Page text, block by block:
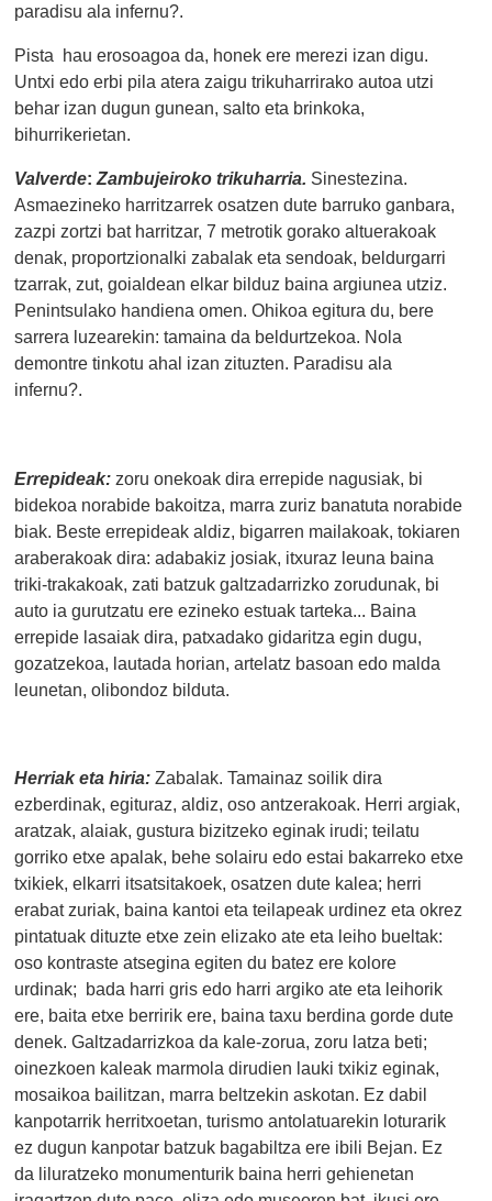
paradisu ala infernu?.
Pista hau erosoagoa da, honek ere merezi izan digu.
Untxi edo erbi pila atera zaigu trikuharrirako autoa utzi
behar izan dugun gunean, salto eta brinkoka,
bihurrikerietan.
Valverde:Zambujeiroko trikuharria. Sinestezina.
Asmaezineko harritzarrek osatzen dute barruko ganbara,
zazpi zortzi bat harritzar, 7 metrotik gorako altuerakoak
denak, proportzionalki zabalak eta sendoak, beldurgarri
tzarrak, zut, goialdean elkar bilduz baina argiunea utziz.
Penintsulako handiena omen. Ohikoa egitura du, bere
sarrera luzearekin: tamaina da beldurtzekoa. Nola
demontre tinkotu ahal izan zituzten. Paradisu ala
infernu?.
Errepideak: zoru onekoak dira errepide nagusiak, bi
bidekoa norabide bakoitza, marra zuriz banatuta norabide
biak. Beste errepideak aldiz, bigarren mailakoak, tokiaren
araberakoak dira: adabakiz josiak, itxuraz leuna baina
triki-trakakoak, zati batzuk galtzadarrizko zorudunak, bi
auto ia gurutzatu ere ezineko estuak tarteka... Baina
errepide lasaiak dira, patxadako gidaritza egin dugu,
gozatzekoa, lautada horian, artelatz basoan edo malda
leunetan, olibondoz bilduta.
Herriak eta hiria: Zabalak. Tamainaz soilik dira
ezberdinak, egituraz, aldiz, oso antzerakoak. Herri argiak,
aratzak, alaiak, gustura bizitzeko eginak irudi; teilatu
gorriko etxe apalak, behe solairu edo estai bakarreko etxe
txikiek, elkarri itsatsitakoek, osatzen dute kalea; herri
erabat zuriak, baina kantoi eta teilapeak urdinez eta okrez
pintatuak dituzte etxe zein elizako ate eta leiho bueltak:
oso kontraste atsegina egiten du batez ere kolore
urdinak; bada harri gris edo harri argiko ate eta leihorik
ere, baita etxe berririk ere, baina taxu berdina gorde dute
denek. Galtzadarrizkoa da kale-zorua, zoru latza beti;
oinezkoen kaleak marmola dirudien lauki txikiz eginak,
mosaikoa bailitzan, marra beltzekin askotan. Ez dabil
kanpotarrik herritxoetan, turismo antolatuarekin loturarik
ez dugun kanpotar batzuk bagabiltza ere ibili Bejan. Ez
da liluratzeko monumenturik baina herri gehienetan